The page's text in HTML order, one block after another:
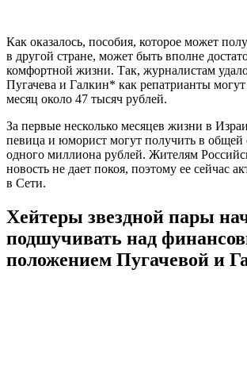
Как оказалось, пособия, которое может
в другой стране, может быть вполне
комфортной жизни. Так, журналистам
Пугачева и Галкин* как репатрианты
месяц около 47 тысяч рублей.
За первые несколько месяцев жизни в
певица и юморист могут получить в общей
одного миллиона рублей. Жителям
новость не дает покоя, поэтому ее сейчас
в Сети.
Хейтеры звездной пары
подшучивать над
положением Пугачевой и